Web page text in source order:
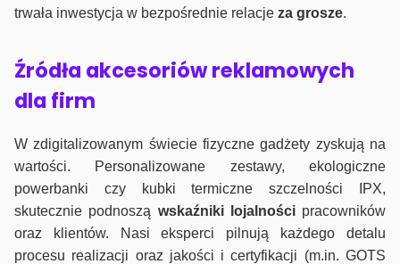
trwała inwestycja w bezpośrednie relacje za grosze.
Źródła akcesoriów reklamowych
dla firm
W zdigitalizowanym świecie fizyczne gadżety zyskują na
wartości. Personalizowane zestawy, ekologiczne
powerbanki czy kubki termiczne szczelności IPX,
skutecznie podnoszą wskaźniki lojalnościpracowników
oraz klientów. Nasi eksperci pilnują każdego detalu
procesu realizacji oraz jakości i certyfikacji (m.in. GOTS